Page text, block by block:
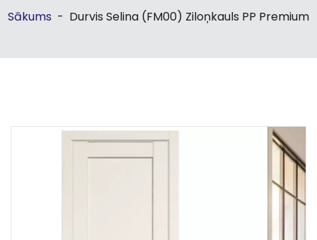
Sākums - Durvis Selina (FM00) Ziloņkauls PP Premium